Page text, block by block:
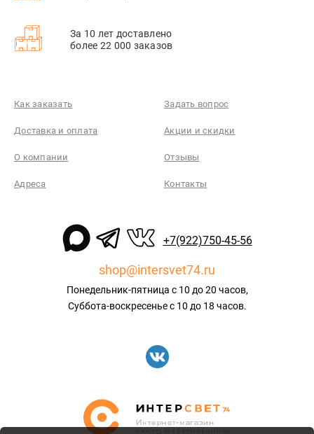
За 10 лет доставлено
более 22 000 заказов
Как заказать Задать вопрос
Доставка и оплата Акции и скидки
О компании Отзывы
Адреса Контакты
+7(922)750-45-56
shop@intersvet74.ru
Понедельник-пятница с 10 до 20 часов,
Суббота-воскресенье с 10 до 18 часов.